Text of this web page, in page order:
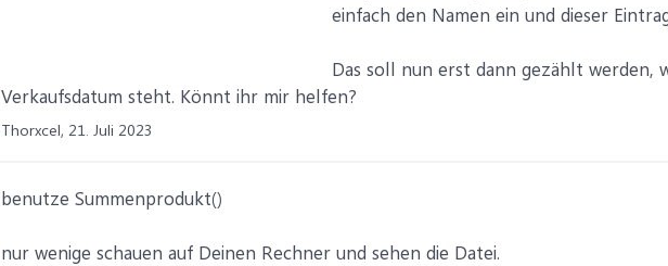
einfach den Namen ein und dieser
Das soll nun erst dann gezählt werden,
Verkaufsdatum steht. Könnt ihr mir helfen?
Thorxcel, 21. Juli 2023
benutze Summenprodukt()
nur wenige schauen auf Deinen Rechner und sehen die Datei.